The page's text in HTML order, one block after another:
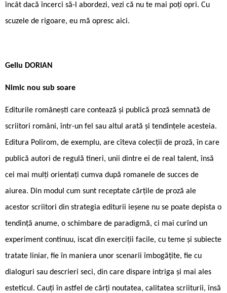
încât dacă încerci să-l abordezi, vezi că nu te mai poți opri. Cu
scuzele de rigoare, eu mă opresc aici.
Gellu DORIAN
Nimic nou sub soare
Editurile româneşti care contează şi publică proză semnată de
scriitori români, într-un fel sau altul arată şi tendinţele acesteia.
Editura Polirom, de exemplu, are cîteva colecţii de proză, în care
publică autori de regulă tineri, unii dintre ei de real talent, însă
cei mai mulţi orientaţi cumva după romanele de succes de
aiurea. Din modul cum sunt receptate cărţile de proză ale
acestor scriitori din strategia editurii ieşene nu se poate depista o
tendinţă anume, o schimbare de paradigmă, ci mai curînd un
experiment continuu, iscat din exerciţii facile, cu teme şi subiecte
tratate liniar, fie în maniera unor scenarii îmbogăţite, fie cu
dialoguri sau descrieri seci, din care dispare intriga şi mai ales
esteticul. Cauţi în astfel de cărţi noutatea, calitatea scriiturii, însă